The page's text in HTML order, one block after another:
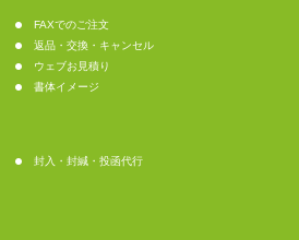
FAXでのご注文
返品・交換・キャンセル
ウェブお見積り
書体イメージ
封入・封緘・投函代行